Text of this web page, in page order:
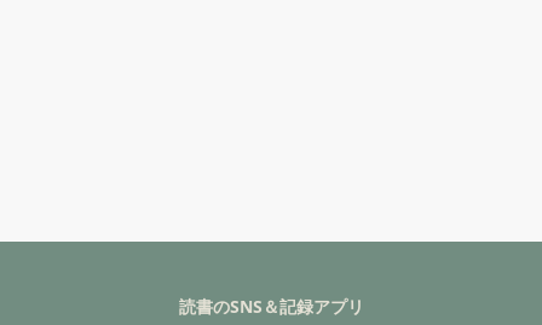
読書のSNS＆記録アプリ